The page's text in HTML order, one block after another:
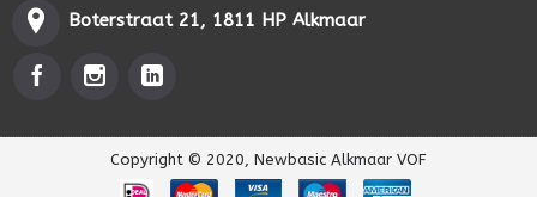
Boterstraat 21, 1811 HP Alkmaar
Copyright © 2020, Newbasic Alkmaar VOF